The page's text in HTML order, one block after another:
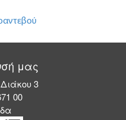
μας
3
00